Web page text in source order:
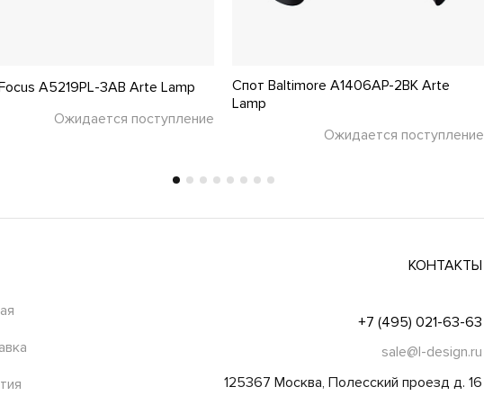
A5219PL-3AB Arte Lamp
Ожидается поступление
Спот Baltimore A1406AP-2BK Arte
Lamp
Ожидается поступление
КОНТАКТЫ
+7 (495) 021-63-63
sale@l-design.ru
125367 Москва, Полесский проезд д. 16